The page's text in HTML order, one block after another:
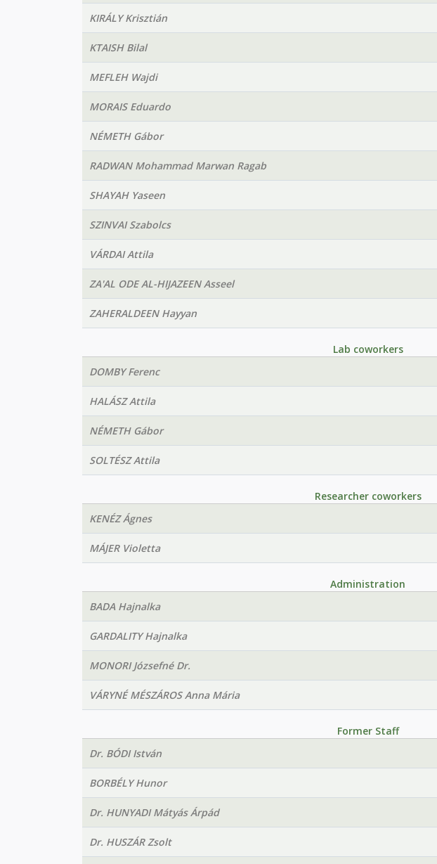
KIRÁLY Krisztián
KTAISH Bilal
MEFLEH Wajdi
MORAIS Eduardo
NÉMETH Gábor
RADWAN Mohammad Marwan Ragab
SHAYAH Yaseen
SZINVAI Szabolcs
VÁRDAI Attila
ZA'AL ODE AL-HIJAZEEN Asseel
ZAHERALDEEN Hayyan
Lab coworkers
DOMBY Ferenc
HALÁSZ Attila
NÉMETH Gábor
SOLTÉSZ Attila
Researcher coworkers
KENÉZ Ágnes
MÁJER Violetta
Administration
BADA Hajnalka
GARDALITY Hajnalka
MONORI Józsefné Dr.
VÁRYNÉ MÉSZÁROS Anna Mária
Former Staff
Dr. BÓDI István
BORBÉLY Hunor
Dr. HUNYADI Mátyás Árpád
Dr. HUSZÁR Zsolt